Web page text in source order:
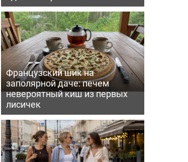
Французский шик на
заполярной даче: печем
невероятный киш из первых
лисичек